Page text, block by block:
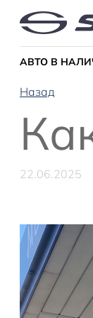
АВТО В
Назад
22.06.2025